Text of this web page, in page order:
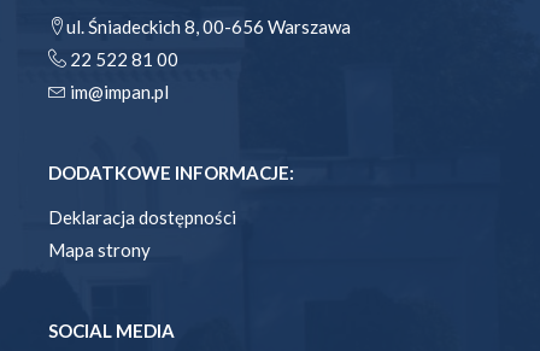
ul. Śniadeckich 8, 00-656 Warszawa
22 522 81 00
im@impan.pl
DODATKOWE INFORMACJE:
Deklaracja dostępności
Mapa strony
SOCIAL MEDIA